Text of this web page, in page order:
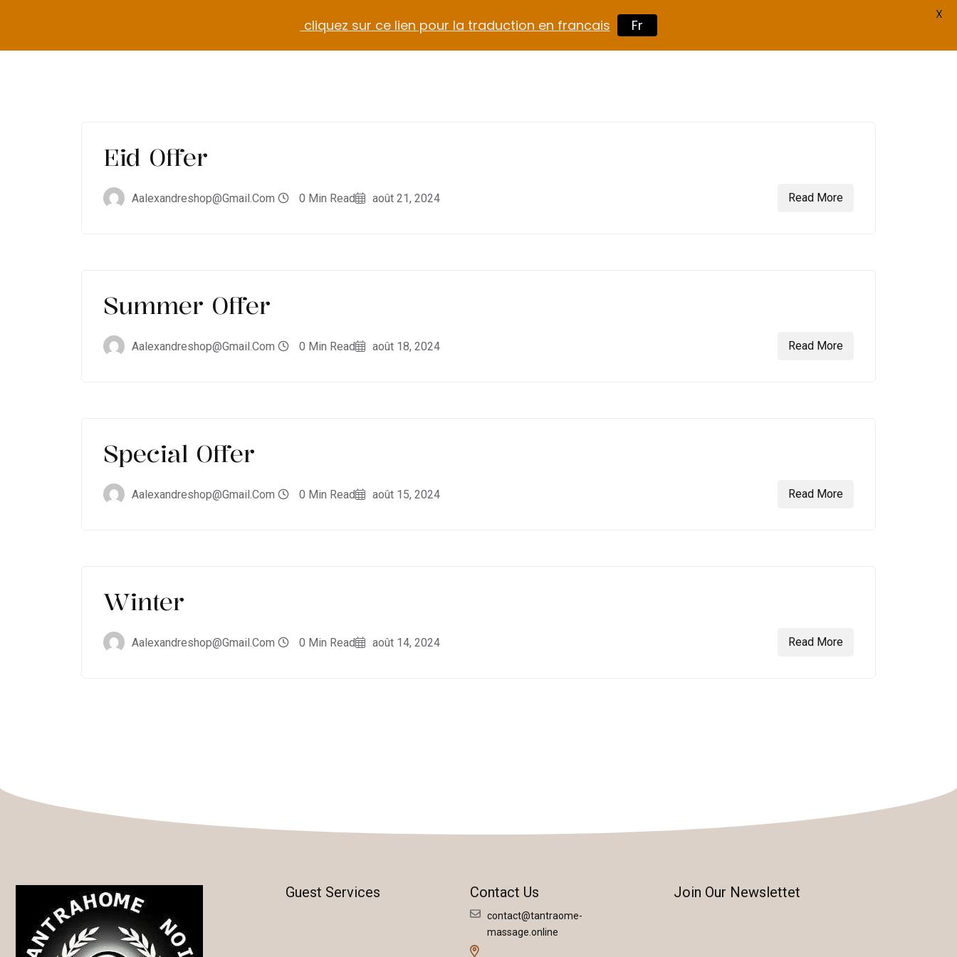
Eid Offer
Aalexandreshop@gmail.com 0 Min Read août 21, 2024 Read More
Summer Offer
Aalexandreshop@gmail.com 0 Min Read août 18, 2024 Read More
Special Offer
Aalexandreshop@gmail.com 0 Min Read août 15, 2024 Read More
Winter
Aalexandreshop@gmail.com 0 Min Read août 14, 2024 Read More
Guest Services Contact Us
contact@tantraome-
massage.online
Join Our Newslettet
cliquez sur ce lien pour la traduction en francais Fr
X